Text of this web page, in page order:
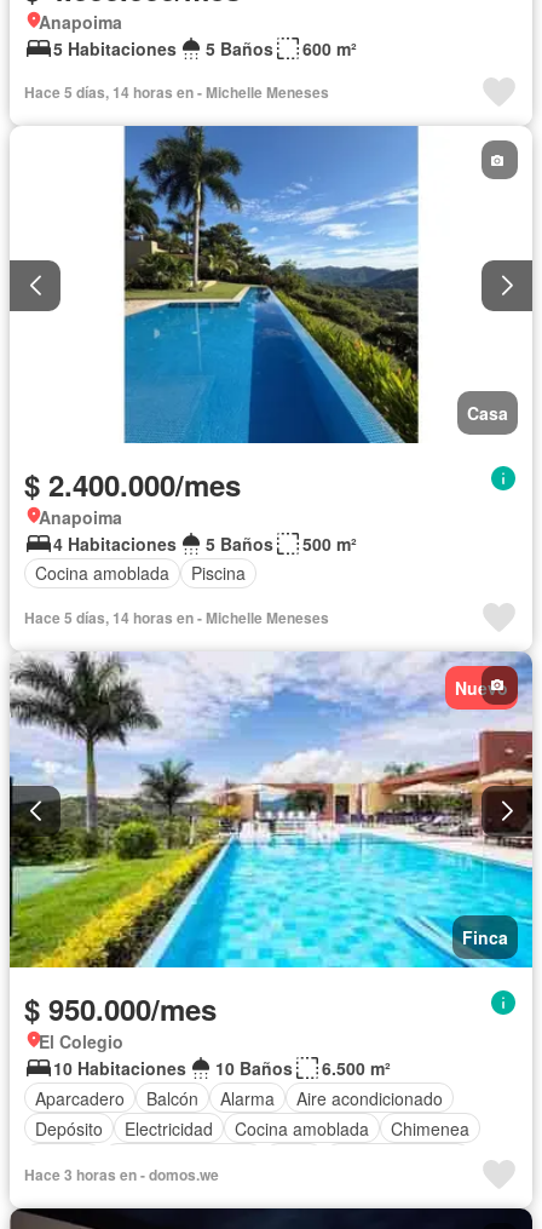
Anapoima
5 Habitaciones
5 Baños 600 m²
Hace 5 días, 14 horas en - Michelle Meneses
Casa
$ 2.400.000/mes
Anapoima
4 Habitaciones
5 Baños
500 m²
Cocina amoblada
Piscina
Hace 5 días, 14 horas en - Michelle Meneses
Nuevo
Finca
$ 950.000/mes
El Colegio
10 Habitaciones
10 Baños
6.500 m²
Aparcadero
Balcón Alarma
Aire acondicionado
Depósito
Electricidad Cocina amoblada
Chimenea
Vista panorámica
Internet
Gas natural
Hace 3 horas en - domos.we